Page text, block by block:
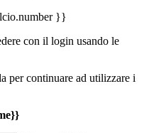
}}
con il login usando le
per continuare ad utilizzare i